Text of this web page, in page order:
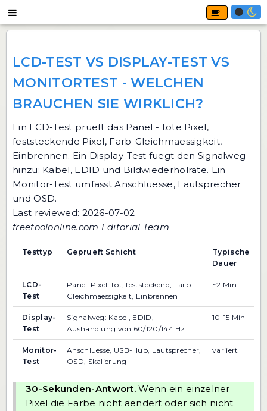
LCD-TEST VS DISPLAY-TEST VS
MONITORTEST - WELCHEN
BRAUCHEN SIE WIRKLICH?
Ein LCD-Test prueft das Panel - tote Pixel,
feststeckende Pixel, Farb-Gleichmaessigkeit,
Einbrennen. Ein Display-Test fuegt den Signalweg
hinzu: Kabel, EDID und Bildwiederholrate. Ein
Monitor-Test umfasst Anschluesse, Lautsprecher
und OSD.
Last reviewed: 2026-07-02
freetoolonline.com Editorial Team
Testtyp Geprueft Schicht
Typische
Dauer
LCD-
Test
Panel-Pixel: tot, feststeckend, Farb-
Gleichmaessigkeit, Einbrennen
~2 Min
Display-
Test
Signalweg: Kabel, EDID,
Aushandlung von 60/120/144 Hz
10-15 Min
Monitor-
Test
Anschluesse, USB-Hub, Lautsprecher,
OSD, Skalierung
variiert
30-Sekunden-Antwort. Wenn ein einzelner
Pixel die Farbe nicht aendert oder sich nicht